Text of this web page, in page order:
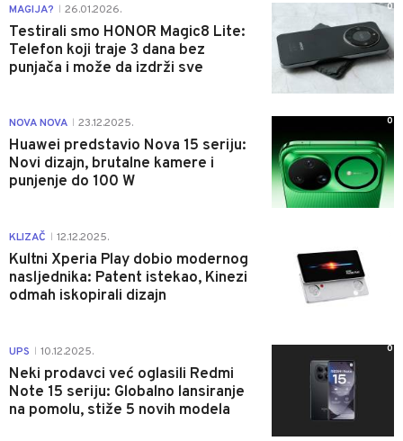
MAGIJA? 26.01.2026.
Testirali smo HONOR Magic8 Lite:
Telefon koji traje 3 dana bez
punjača i može da izdrži sve
0
NOVA NOVA 23.12.2025.
Huawei predstavio Nova 15 seriju:
Novi dizajn, brutalne kamere i
punjenje do 100 W
0
KLIZAČ 12.12.2025.
Kultni Xperia Play dobio modernog
nasljednika: Patent istekao, Kinezi
odmah iskopirali dizajn
UPS 10.12.2025.
Neki prodavci već oglasili Redmi
Note 15 seriju: Globalno lansiranje
na pomolu, stiže 5 novih modela
0